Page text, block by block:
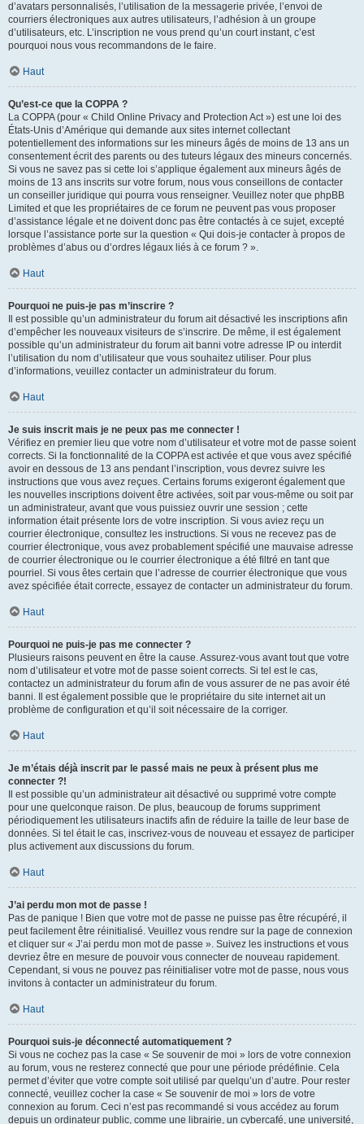
d’avatars personnalisés, l’utilisation de la messagerie privée, l’envoi de
courriers électroniques aux autres utilisateurs, l’adhésion à un groupe
d’utilisateurs, etc. L’inscription ne vous prend qu’un court instant, c’est
pourquoi nous vous recommandons de le faire.
Haut
Qu’est-ce que la COPPA ?
La COPPA (pour « Child Online Privacy and Protection Act ») est une loi des
États-Unis d’Amérique qui demande aux sites internet collectant
potentiellement des informations sur les mineurs âgés de moins de 13 ans un
consentement écrit des parents ou des tuteurs légaux des mineurs concernés.
Si vous ne savez pas si cette loi s’applique également aux mineurs âgés de
moins de 13 ans inscrits sur votre forum, nous vous conseillons de contacter
un conseiller juridique qui pourra vous renseigner. Veuillez noter que phpBB
Limited et que les propriétaires de ce forum ne peuvent pas vous proposer
d’assistance légale et ne doivent donc pas être contactés à ce sujet, excepté
lorsque l’assistance porte sur la question « Qui dois-je contacter à propos de
problèmes d’abus ou d’ordres légaux liés à ce forum ? ».
Haut
Pourquoi ne puis-je pas m’inscrire ?
Il est possible qu’un administrateur du forum ait désactivé les inscriptions afin
d’empêcher les nouveaux visiteurs de s’inscrire. De même, il est également
possible qu’un administrateur du forum ait banni votre adresse IP ou interdit
l’utilisation du nom d’utilisateur que vous souhaitez utiliser. Pour plus
d’informations, veuillez contacter un administrateur du forum.
Haut
Je suis inscrit mais je ne peux pas me connecter !
Vérifiez en premier lieu que votre nom d’utilisateur et votre mot de passe soient
corrects. Si la fonctionnalité de la COPPA est activée et que vous avez spécifié
avoir en dessous de 13 ans pendant l’inscription, vous devrez suivre les
instructions que vous avez reçues. Certains forums exigeront également que
les nouvelles inscriptions doivent être activées, soit par vous-même ou soit par
un administrateur, avant que vous puissiez ouvrir une session ; cette
information était présente lors de votre inscription. Si vous aviez reçu un
courrier électronique, consultez les instructions. Si vous ne recevez pas de
courrier électronique, vous avez probablement spécifié une mauvaise adresse
de courrier électronique ou le courrier électronique a été filtré en tant que
pourriel. Si vous êtes certain que l’adresse de courrier électronique que vous
avez spécifiée était correcte, essayez de contacter un administrateur du forum.
Haut
Pourquoi ne puis-je pas me connecter ?
Plusieurs raisons peuvent en être la cause. Assurez-vous avant tout que votre
nom d’utilisateur et votre mot de passe soient corrects. Si tel est le cas,
contactez un administrateur du forum afin de vous assurer de ne pas avoir été
banni. Il est également possible que le propriétaire du site internet ait un
problème de configuration et qu’il soit nécessaire de la corriger.
Haut
Je m’étais déjà inscrit par le passé mais ne peux à présent plus me
connecter ?!
Il est possible qu’un administrateur ait désactivé ou supprimé votre compte
pour une quelconque raison. De plus, beaucoup de forums suppriment
périodiquement les utilisateurs inactifs afin de réduire la taille de leur base de
données. Si tel était le cas, inscrivez-vous de nouveau et essayez de participer
plus activement aux discussions du forum.
Haut
J’ai perdu mon mot de passe !
Pas de panique ! Bien que votre mot de passe ne puisse pas être récupéré, il
peut facilement être réinitialisé. Veuillez vous rendre sur la page de connexion
et cliquer sur « J’ai perdu mon mot de passe ». Suivez les instructions et vous
devriez être en mesure de pouvoir vous connecter de nouveau rapidement.
Cependant, si vous ne pouvez pas réinitialiser votre mot de passe, nous vous
invitons à contacter un administrateur du forum.
Haut
Pourquoi suis-je déconnecté automatiquement ?
Si vous ne cochez pas la case « Se souvenir de moi » lors de votre connexion
au forum, vous ne resterez connecté que pour une période prédéfinie. Cela
permet d’éviter que votre compte soit utilisé par quelqu’un d’autre. Pour rester
connecté, veuillez cocher la case « Se souvenir de moi » lors de votre
connexion au forum. Ceci n’est pas recommandé si vous accédez au forum
depuis un ordinateur public, comme une librairie, un cybercafé, une université,